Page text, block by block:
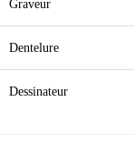
Graveur
Dentelure
Dessinateur